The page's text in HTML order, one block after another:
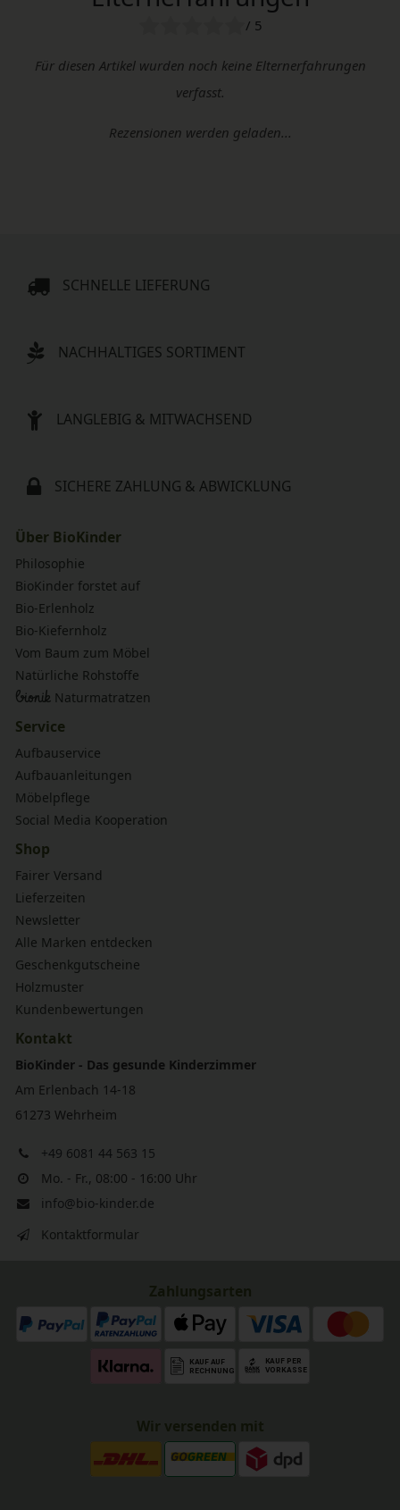
/ 5
Für diesen Artikel wurden noch keine Elternerfahrungen
verfasst.
Rezensionen werden geladen...
SCHNELLE LIEFERUNG
NACHHALTIGES SORTIMENT
LANGLEBIG & MITWACHSEND
SICHERE ZAHLUNG & ABWICKLUNG
Über BioKinder
Philosophie
BioKinder forstet auf
Bio-Erlenholz
Bio-Kiefernholz
Vom Baum zum Möbel
Natürliche Rohstoffe
bionik Naturmatratzen
Service
Aufbauservice
Aufbauanleitungen
Möbelpflege
Social Media Kooperation
Shop
Fairer Versand
Lieferzeiten
Newsletter
Alle Marken entdecken
Geschenkgutscheine
Holzmuster
Kundenbewertungen
Kontakt
BioKinder - Das gesunde Kinderzimmer
Am Erlenbach 14-18
61273 Wehrheim
+49 6081 44 563 15
Mo. - Fr., 08:00 - 16:00 Uhr
info@bio-kinder.de
Kontaktformular
Zahlungsarten
Wir versenden mit